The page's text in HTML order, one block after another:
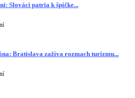
Slováci patria k špičke...
Bratislava zažíva rozmach turizmu...